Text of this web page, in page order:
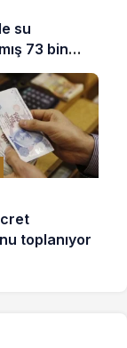
su
73 bin
yağ ele
toplanıyor